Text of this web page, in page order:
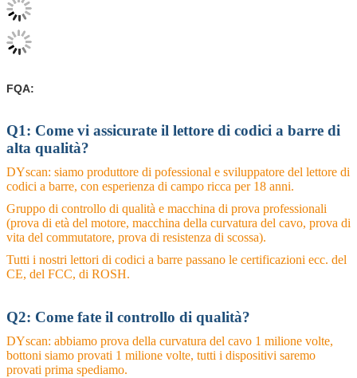
FQA:
Q1: Come vi assicurate il lettore di codici a barre di
alta qualità?
DYscan: siamo produttore di pofessional e sviluppatore del lettore di
codici a barre, con esperienza di campo ricca per 18 anni.
Gruppo di controllo di qualità e macchina di prova professionali
(prova di età del motore, macchina della curvatura del cavo, prova di
vita del commutatore, prova di resistenza di scossa).
Tutti i nostri lettori di codici a barre passano le certificazioni ecc. del
CE, del FCC, di ROSH.
Q2: Come fate il controllo di qualità?
DYscan: abbiamo prova della curvatura del cavo 1 milione volte,
bottoni siamo provati 1 milione volte, tutti i dispositivi saremo
provati prima spediamo.